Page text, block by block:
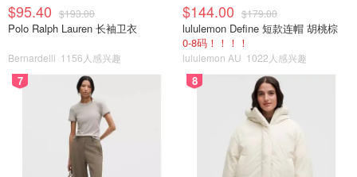
$95.40 $193.00
Polo Ralph Lauren 长袖卫衣
Bernardelli 1156人感兴趣
$144.00 $179.00
lululemon Define 短款连帽 胡桃棕
0-8码！！！！
lululemon AU 1022人感兴趣
7 8